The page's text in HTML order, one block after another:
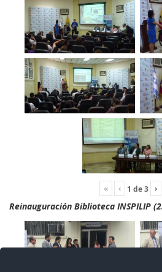
« ‹ 1 de3 ›
Reinauguración Biblioteca INSPILIP